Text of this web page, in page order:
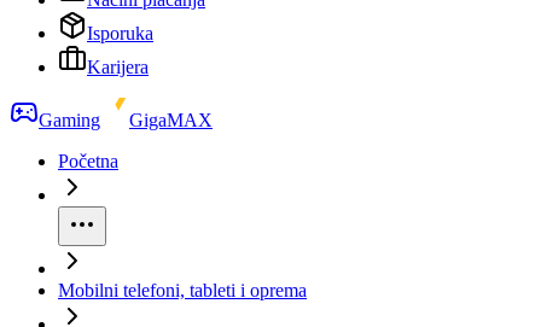
Isporuka
Karijera
Gaming
GigaMAX
Početna
Mobilni telefoni, tableti i oprema